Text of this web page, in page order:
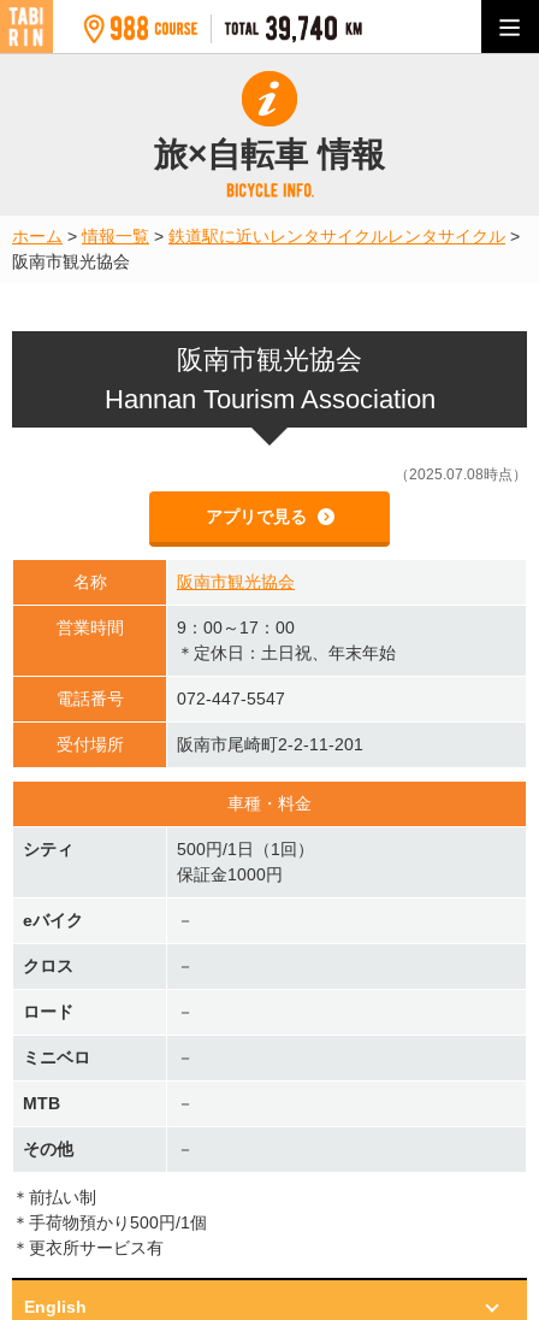
旅×自転車 情報
ホーム >情報一覧 > 鉄道駅に近いレンタサイクルレンタサイクル >
阪南市観光協会
阪南市観光協会
Hannan Tourism Association
（2025.07.08時点）
アプリで見る
名称 阪南市観光協会
営業時間
9：00～17：00
＊定休日：土日祝、年末年始
電話番号 072-447-5547
受付場所 阪南市尾崎町2-2-11-201
車種・料金
シティ
500円/1日（1回）
保証金1000円
eバイク －
クロス －
ロード －
ミニベロ －
MTB －
その他 －
＊前払い制
＊手荷物預かり500円/1個
＊更衣所サービス有
English